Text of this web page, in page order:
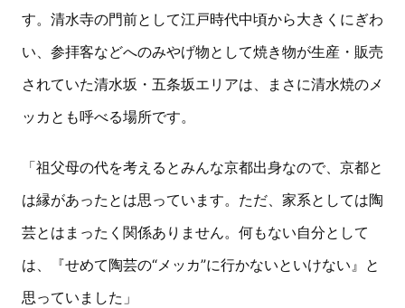
す。清水寺の門前として江戸時代中頃から大きくにぎわ
い、参拝客などへのみやげ物として焼き物が生産・販売
されていた清水坂・五条坂エリアは、まさに清水焼のメ
ッカとも呼べる場所です。
「祖父母の代を考えるとみんな京都出身なので、京都と
は縁があったとは思っています。ただ、家系としては陶
芸とはまったく関係ありません。何もない自分として
は、『せめて陶芸の“メッカ”に行かないといけない』と
思っていました」